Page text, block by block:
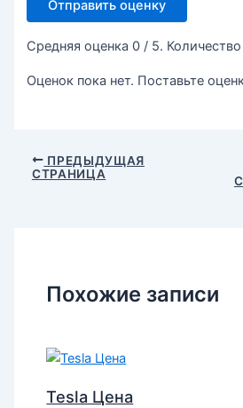
Отправить оценку
Средняя оценка 0 / 5.
Оценок пока нет. Поставьте
ПРЕДЫДУЩАЯ
СТРАНИЦА
Похожие записи
Tesla Цена